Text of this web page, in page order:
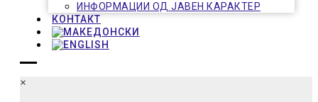
ИНФОРМАЦИИ ОД ЈАВЕН КАРАКТЕР
КОНТАКТ
×